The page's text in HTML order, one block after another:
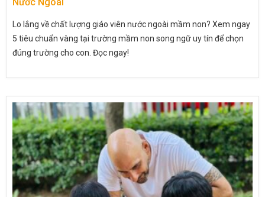
Lo lắng về chất lượng giáo viên nước ngoài mầm non? Xem ngay
5 tiêu chuẩn vàng tại trường mầm non song ngữ uy tín để chọn
đúng trường cho con. Đọc ngay!